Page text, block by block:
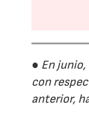
● En
con
anterior,